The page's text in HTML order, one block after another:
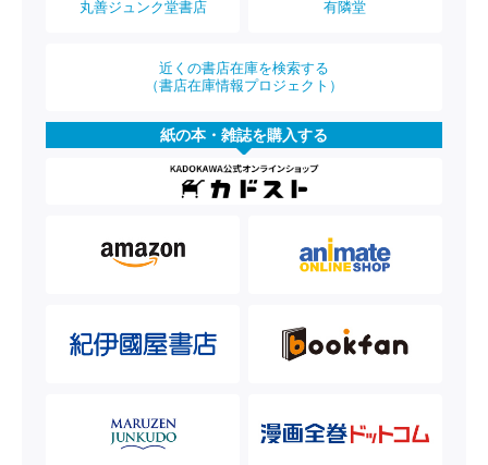
丸善ジュンク堂書店 有隣堂
近くの書店在庫を検索する
（書店在庫情報プロジェクト）
紙の本・雑誌を購入する